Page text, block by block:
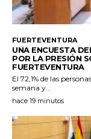
FUERTEVENTURA
UNA ENCUESTA
POR LA PRESIÓN
FUERTEVENTURA
El 72,1% de las
semana y...
hace 19 minutos